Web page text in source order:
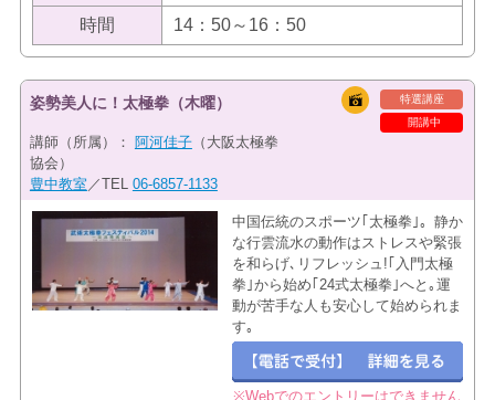
時間 14：50～16：50
特選講座
開講中
姿勢美人に！太極拳（木曜）
講師（所属）： 阿河佳子（大阪太極拳
協会）
豊中教室 ／TEL 06-6857-1133
中国伝統のスポーツ｢太極拳｣。静か
な行雲流水の動作はストレスや緊張
を和らげ､リフレッシュ!｢入門太極
拳｣から始め｢24式太極拳｣へと｡運
動が苦手な人も安心して始められま
す｡
※Webでのエントリーはできません